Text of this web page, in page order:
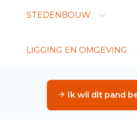
STEDENBOUW
LIGGING EN OMGEVING
Ik wil dit pand